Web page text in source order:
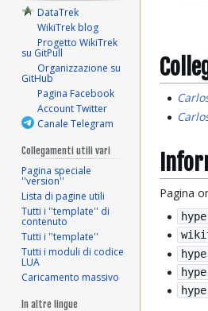
Pagina
DataTrek
WikiTrek blog
Progetto WikiTrek
su GitPull
Organizzazione su
GitHub
Pagina Facebook
Account Twitter
Canale Telegram
Collegamenti utili vari
Pagina speciale
''version''
Lista di pagine utili
Tutti i ''template'' di
contenuto
Tutti i ''template''
Tutti i moduli di codice
LUA
Caricamento massivo
In altre lingue